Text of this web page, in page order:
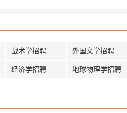
战术学招聘 外国文学招聘
经济学招聘 地球物理学招聘